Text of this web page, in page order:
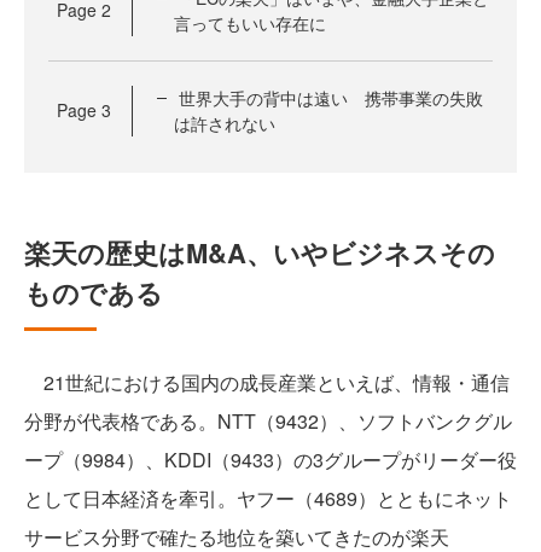
Page 2
言ってもいい存在に
Page 3
世界大手の背中は遠い 携帯事業の失敗
は許されない
楽天の歴史はM&A、いやビジネスその
ものである
21世紀における国内の成長産業といえば、情報・通信
分野が代表格である。NTT（9432）、ソフトバンクグル
ープ（9984）、KDDI（9433）の3グループがリーダー役
として日本経済を牽引。ヤフー（4689）とともにネット
サービス分野で確たる地位を築いてきたのが楽天